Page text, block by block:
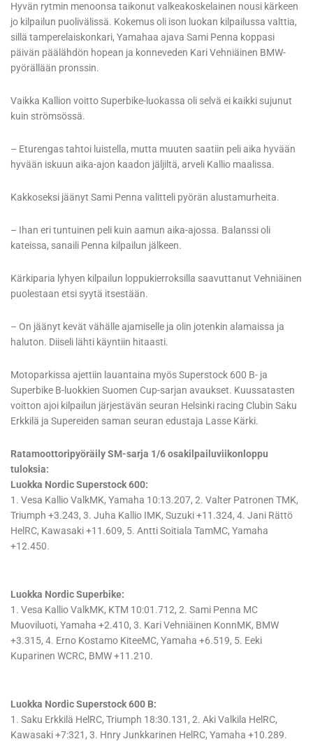
Hyvän rytmin menoonsa taikonut valkeakoskelainen nousi kärkeen
jo kilpailun puolivälissä. Kokemus oli ison luokan kilpailussa valttia,
sillä tamperelaiskonkari, Yamahaa ajava Sami Penna koppasi
päivän päälähdön hopean ja konneveden Kari Vehniäinen BMW-
pyörällään pronssin.
Vaikka Kallion voitto Superbike-luokassa oli selvä ei kaikki sujunut
kuin strömsössä.
– Eturengas tahtoi luistella, mutta muuten saatiin peli aika hyvään
hyvään iskuun aika-ajon kaadon jäljiltä, arveli Kallio maalissa.
Kakkoseksi jäänyt Sami Penna valitteli pyörän alustamurheita.
– Ihan eri tuntuinen peli kuin aamun aika-ajossa. Balanssi oli
kateissa, sanaili Penna kilpailun jälkeen.
Kärkiparia lyhyen kilpailun loppukierroksilla saavuttanut Vehniäinen
puolestaan etsi syytä itsestään.
– On jäänyt kevät vähälle ajamiselle ja olin jotenkin alamaissa ja
haluton. Diiseli lähti käyntiin hitaasti.
Motoparkissa ajettiin lauantaina myös Superstock 600 B- ja
Superbike B-luokkien Suomen Cup-sarjan avaukset. Kuussatasten
voitton ajoi kilpailun järjestävän seuran Helsinki racing Clubin Saku
Erkkilä ja Supereiden saman seuran edustaja Lasse Kärki.
Ratamoottoripyöräily SM-sarja 1/6 osakilpailuviikonloppu
tuloksia:
Luokka Nordic Superstock 600:
1. Vesa Kallio ValkMK, Yamaha 10:13.207, 2. Valter Patronen TMK,
Triumph +3.243, 3. Juha Kallio IMK, Suzuki +11.324, 4. Jani Rättö
HelRC, Kawasaki +11.609, 5. Antti Soitiala TamMC, Yamaha
+12.450.
Luokka Nordic Superbike:
1. Vesa Kallio ValkMK, KTM 10:01.712, 2. Sami Penna MC
Muoviluoti, Yamaha +2.410, 3. Kari Vehniäinen KonnMK, BMW
+3.315, 4. Erno Kostamo KiteeMC, Yamaha +6.519, 5. Eeki
Kuparinen WCRC, BMW +11.210.
Luokka Nordic Superstock 600 B:
1. Saku Erkkilä HelRC, Triumph 18:30.131, 2. Aki Valkila HelRC,
Kawasaki +7:321, 3. Hnry Junkkarinen HelRC, Yamaha +10.289.